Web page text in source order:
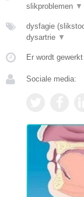
slikproblemen ▼
dysfagie
dysartrie ▼
Er wordt
Sociale media: